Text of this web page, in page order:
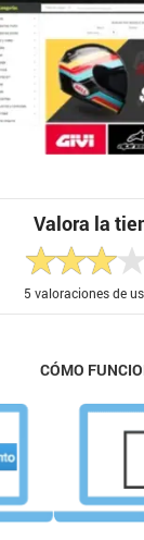
Valora la
5 valoraciones de
CÓMO